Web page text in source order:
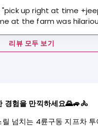
up right at time
at the farm was
리뷰 모두 보기
경험을 만끽하세요🌄🚙🚴
넘치는 4륜구동 지프차